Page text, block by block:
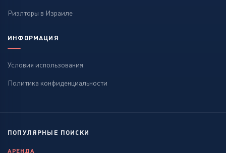
Риэлторы в Израиле
ИНФОРМАЦИЯ
Условия использования
Политика конфиденциальности
ПОПУЛЯРНЫЕ ПОИСКИ
АРЕНДА